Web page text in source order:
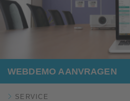
Magyar
WEBDEMO AANVRAGEN
SERVICE